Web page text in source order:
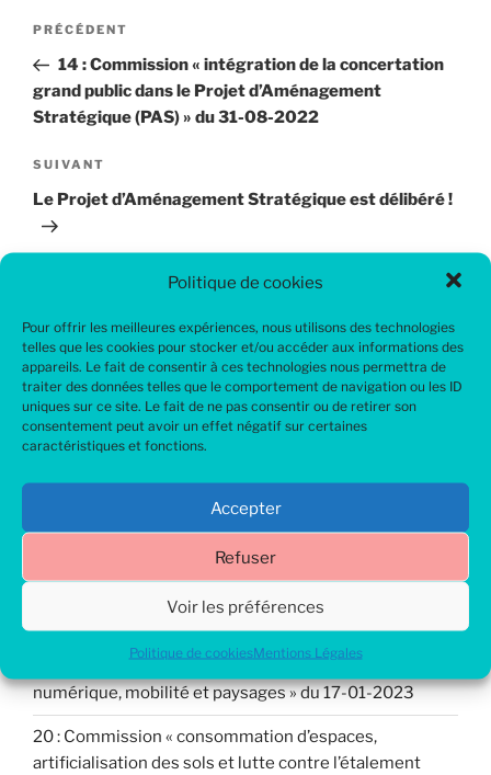
Politique de cookies
Pour offrir les meilleures expériences, nous utilisons des technologies
telles que les cookies pour stocker et/ou accéder aux informations des
appareils. Le fait de consentir à ces technologies nous permettra de
traiter des données telles que le comportement de navigation ou les ID
uniques sur ce site. Le fait de ne pas consentir ou de retirer son
consentement peut avoir un effet négatif sur certaines
caractéristiques et fonctions.
Accepter
Refuser
Voir les préférences
Politique de cookiesMentions Légales
Navigation
l’article
Article
précédent
PRÉCÉDENT
14 : Commission « intégration de la concertation
grand public dans le Projet d’Aménagement
Stratégique (PAS) » du 31-08-2022
Article
suivant
SUIVANT
Le Projet d’Aménagement Stratégique est délibéré !
Rechercher
Rechercher
22 : Commission « « Actualisation de la consommation
d’espaces et échanges avant arrêt du projet »
numérique, mobilité et paysages » du 17-01-2023
20 : Commission « consommation d’espaces,
artificialisation des sols et lutte contre l’étalement